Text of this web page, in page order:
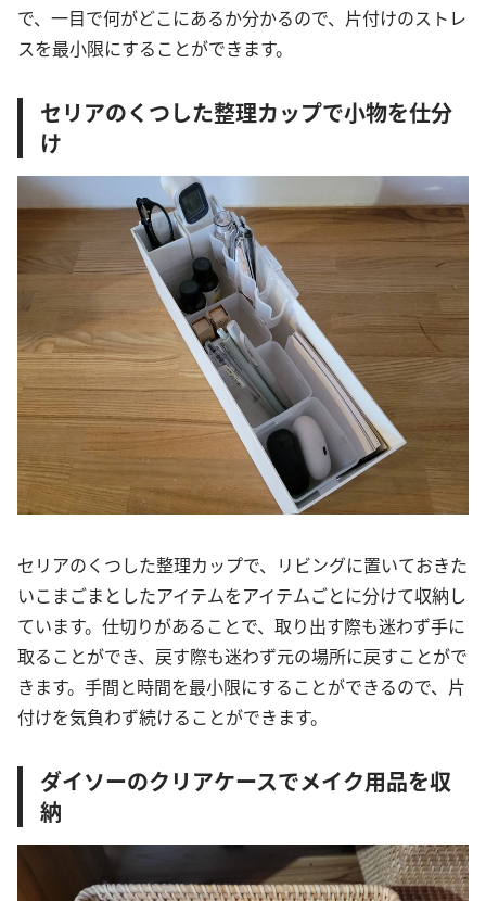
で、一目で何がどこにあるか分かるので、片付けのストレ
スを最小限にすることができます。
セリアのくつした整理カップで小物を仕分
け
セリアのくつした整理カップで、リビングに置いておきた
いこまごまとしたアイテムをアイテムごとに分けて収納し
ています。仕切りがあることで、取り出す際も迷わず手に
取ることができ、戻す際も迷わず元の場所に戻すことがで
きます。手間と時間を最小限にすることができるので、片
付けを気負わず続けることができます。
ダイソーのクリアケースでメイク用品を収
納